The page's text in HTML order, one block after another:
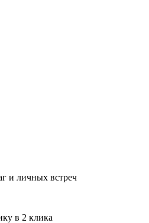
и личных встреч
в 2 клика